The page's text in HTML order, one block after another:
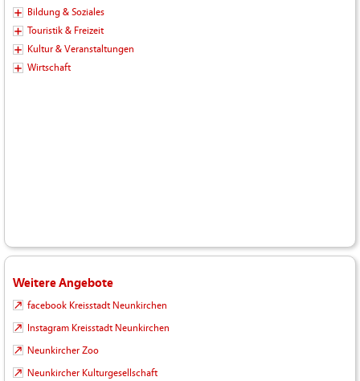
Bildung & Soziales
Touristik & Freizeit
Kultur & Veranstaltungen
Wirtschaft
Weitere Angebote
facebook Kreisstadt Neunkirchen
Instagram Kreisstadt Neunkirchen
Neunkircher Zoo
Neunkircher Kulturgesellschaft